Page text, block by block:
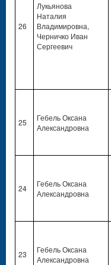
26
Лукьянова
Наталия
Владимировна,
Черничко Иван
Сергеевич
25
Гебель Оксана
Александровна
24
Гебель Оксана
Александровна
23
Гебель Оксана
Александровна